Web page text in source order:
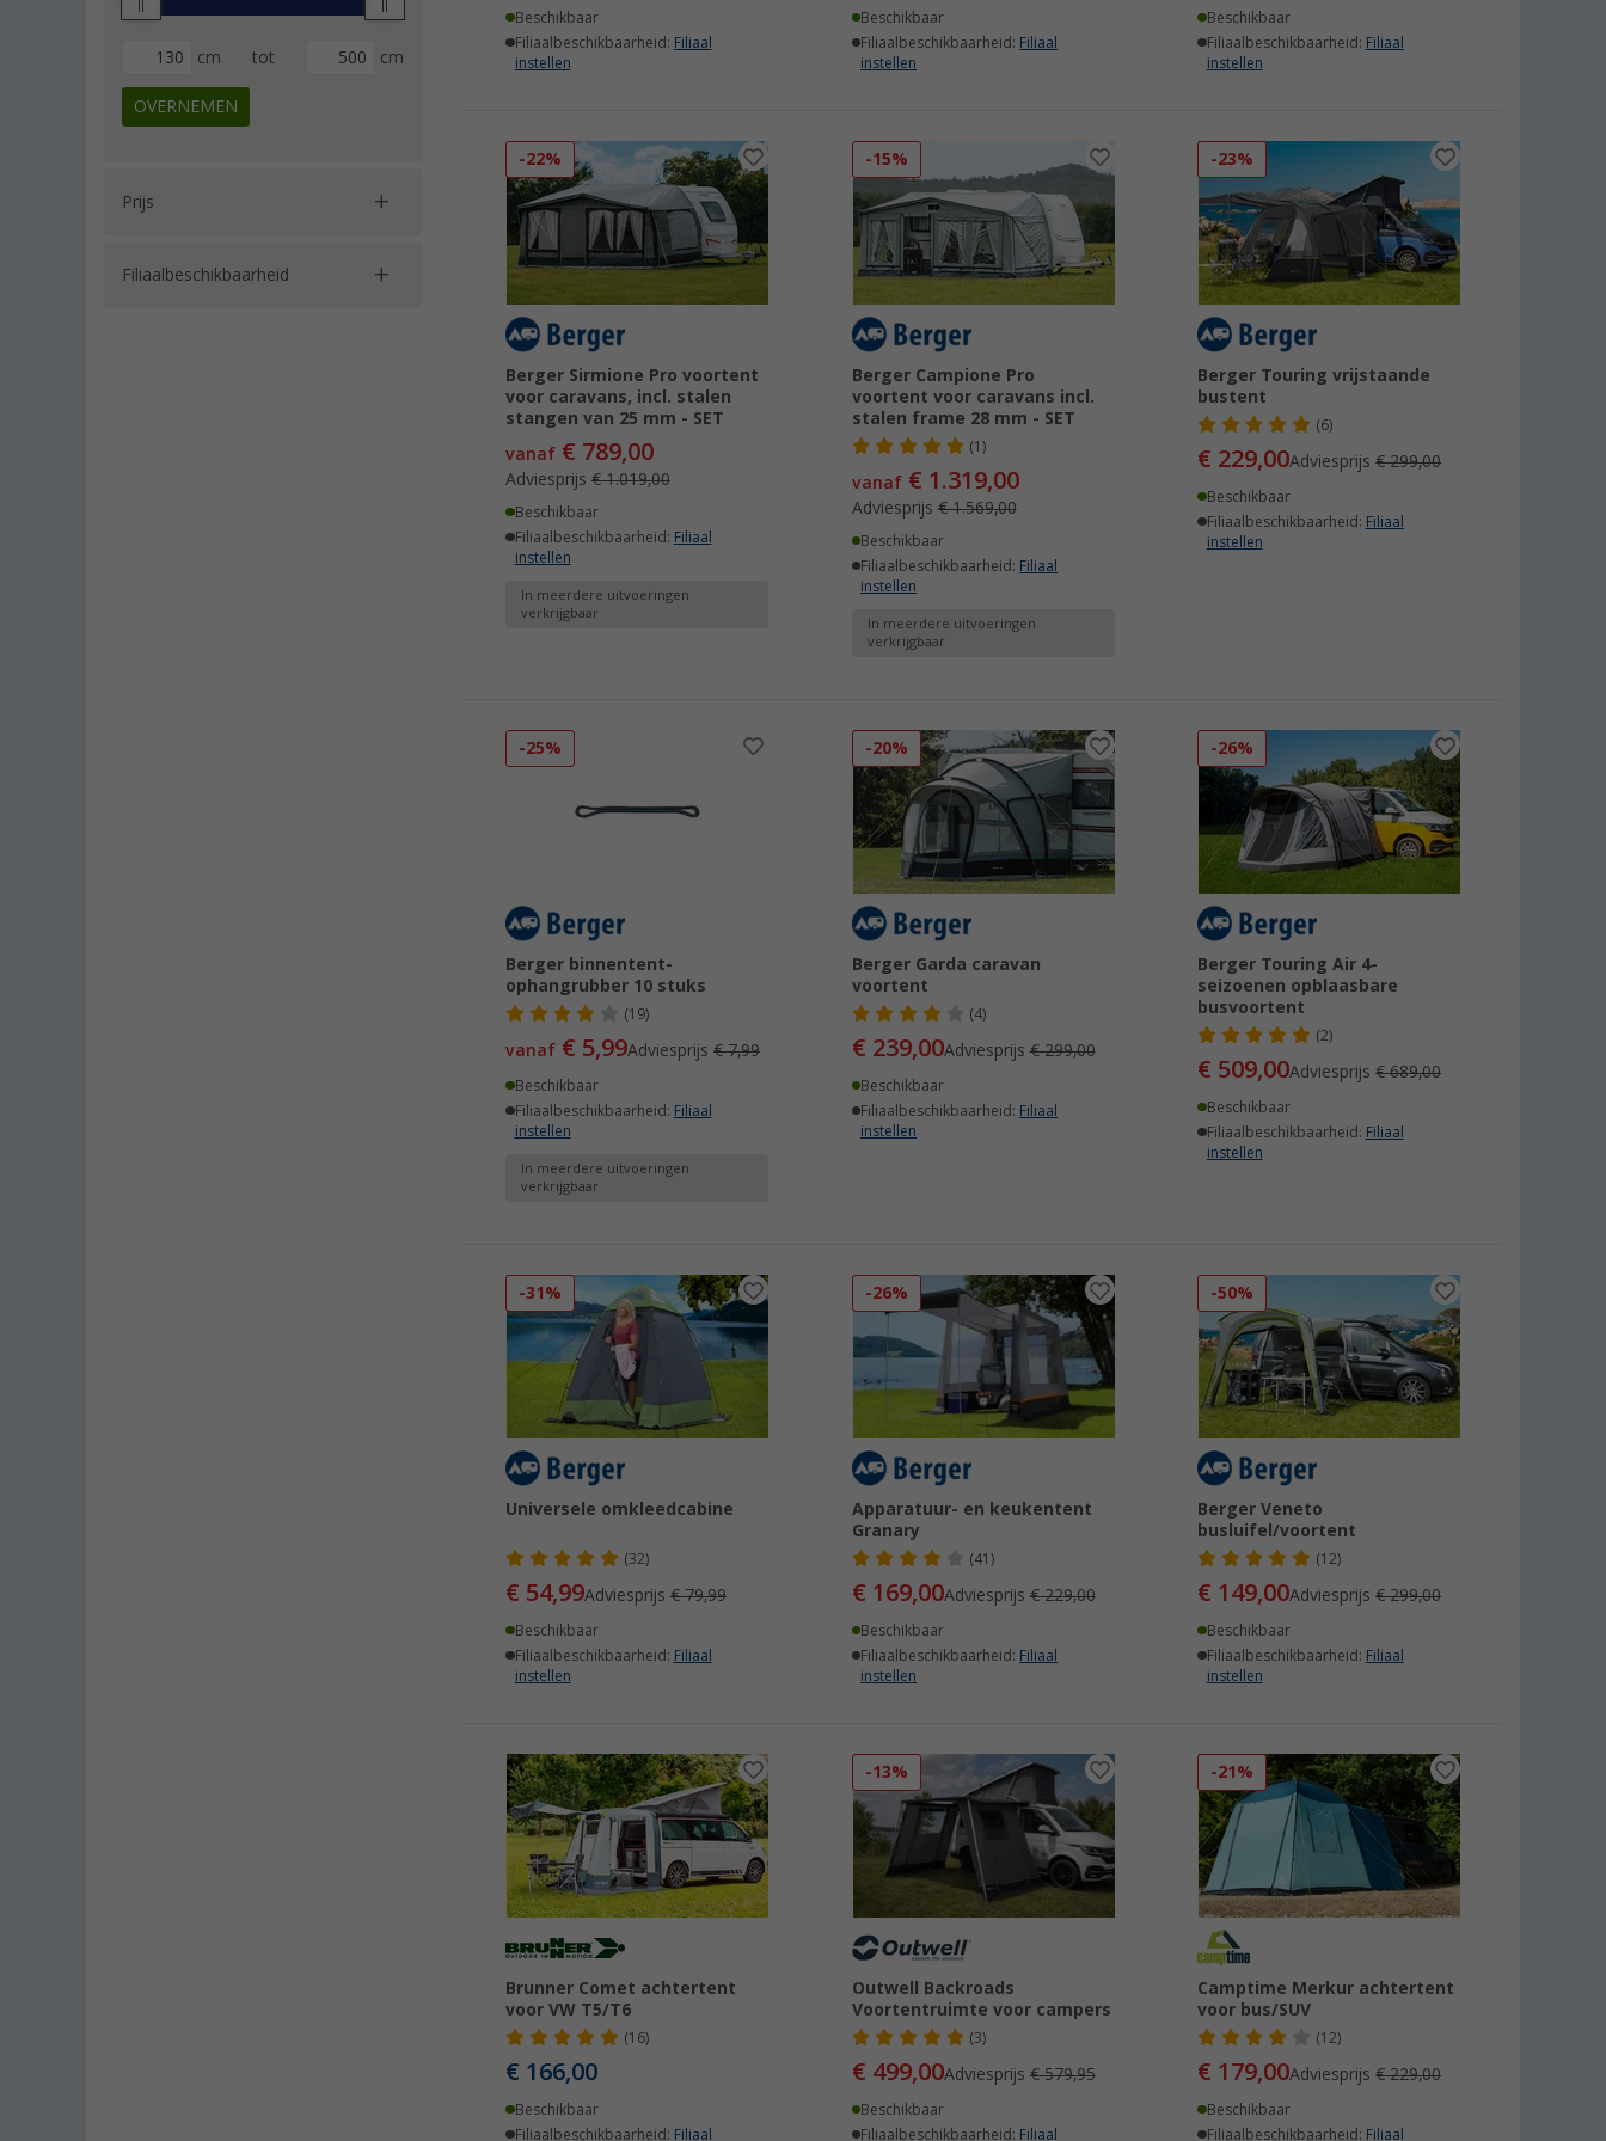
cm tot cm
OVERNEMEN
Prijs
Filiaalbeschikbaarheid
Beschikbaar
Filiaalbeschikbaarheid: Filiaal
instellen
Beschikbaar
Filiaalbeschikbaarheid: Filiaal
instellen
Beschikbaar
Filiaalbeschikbaarheid: Filiaal
instellen
-22%
Berger Sirmione Pro voortent
voor caravans, incl. stalen
stangen van 25 mm - SET
vanaf € 789,00
Adviesprijs€ 1.019,00
Beschikbaar
Filiaalbeschikbaarheid: Filiaal
instellen
In meerdere uitvoeringen
verkrijgbaar
-15%
Berger Campione Pro
voortent voor caravans incl.
stalen frame 28 mm - SET
(1)
vanaf€ 1.319,00
Adviesprijs€ 1.569,00
Beschikbaar
Filiaalbeschikbaarheid: Filiaal
instellen
In meerdere uitvoeringen
verkrijgbaar
-23%
Berger Touring vrijstaande
bustent
(6)
€ 229,00Adviesprijs€ 299,00
Beschikbaar
Filiaalbeschikbaarheid: Filiaal
instellen
-25%
Berger binnentent-
ophangrubber 10 stuks
(19)
vanaf € 5,99Adviesprijs€ 7,99
Beschikbaar
Filiaalbeschikbaarheid: Filiaal
instellen
In meerdere uitvoeringen
verkrijgbaar
-20%
Berger Garda caravan
voortent
(4)
€ 239,00Adviesprijs€ 299,00
Beschikbaar
Filiaalbeschikbaarheid: Filiaal
instellen
-26%
Berger Touring Air 4-
seizoenen opblaasbare
busvoortent
(2)
€ 509,00Adviesprijs€ 689,00
Beschikbaar
Filiaalbeschikbaarheid: Filiaal
instellen
-31%
Universele omkleedcabine
(32)
€ 54,99Adviesprijs€ 79,99
Beschikbaar
Filiaalbeschikbaarheid: Filiaal
instellen
-26%
Apparatuur- en keukentent
Granary
(41)
€ 169,00Adviesprijs€ 229,00
Beschikbaar
Filiaalbeschikbaarheid: Filiaal
instellen
-50%
Berger Veneto
busluifel/voortent
(12)
€ 149,00Adviesprijs€ 299,00
Beschikbaar
Filiaalbeschikbaarheid: Filiaal
instellen
Brunner Comet achtertent
voor VW T5/T6
(16)
€ 166,00
Beschikbaar
Filiaalbeschikbaarheid: Filiaal
-13%
Outwell Backroads
Voortentruimte voor campers
(3)
€ 499,00Adviesprijs€ 579,95
Beschikbaar
Filiaalbeschikbaarheid: Filiaal
-21%
Camptime Merkur achtertent
voor bus/SUV
(12)
€ 179,00Adviesprijs€ 229,00
Beschikbaar
Filiaalbeschikbaarheid: Filiaal